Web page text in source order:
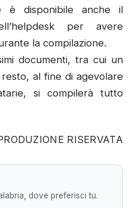
è disponibile anche il
per avere
la compilazione.
documenti, tra cui un
al fine di agevolare
si compilerà tutto
RISERVATA
dove preferisci tu.